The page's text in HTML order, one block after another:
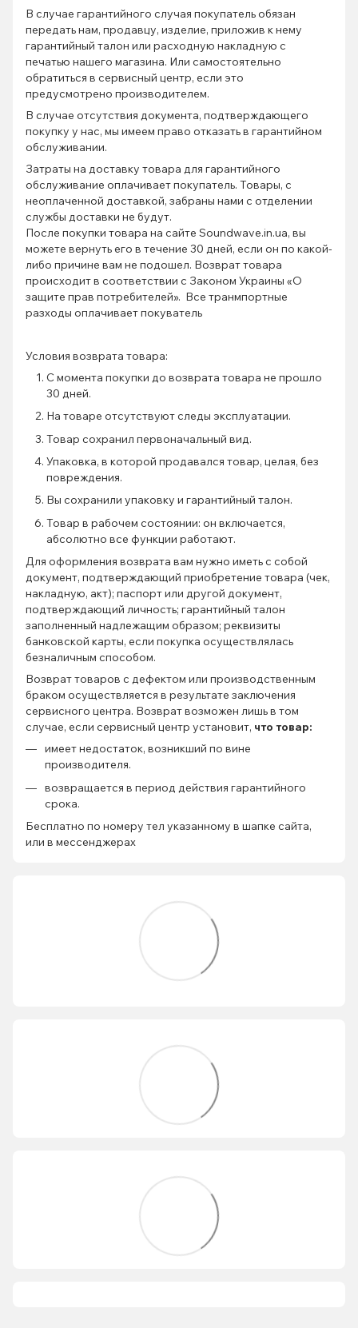
В случае гарантийного случая покупатель обязан
передать нам, продавцу, изделие, приложив к нему
гарантийный талон или расходную накладную с
печатью нашего магазина. Или самостоятельно
обратиться в сервисный центр, если это
предусмотрено производителем.
В случае отсутствия документа, подтверждающего
покупку у нас, мы имеем право отказать в гарантийном
обслуживании.
Затраты на доставку товара для гарантийного
обслуживание оплачивает покупатель. Товары, с
неоплаченной доставкой, забраны нами с отделении
службы доставки не будут.
После покупки товара на сайте Soundwave.in.ua, вы
можете вернуть его в течение 30 дней, если он по какой-
либо причине вам не подошел. Возврат товара
происходит в соответствии с Законом Украины «О
защите прав потребителей». Все транмпортные
разходы оплачивает покуватель
Условия возврата товара:
С момента покупки до возврата товара не прошло
30 дней.
На товаре отсутствуют следы эксплуатации.
Товар сохранил первоначальный вид.
Упаковка, в которой продавался товар, целая, без
повреждения.
Вы сохранили упаковку и гарантийный талон.
Товар в рабочем состоянии: он включается,
абсолютно все функции работают.
Для оформления возврата вам нужно иметь с собой
документ, подтверждающий приобретение товара (чек,
накладную, акт); паспорт или другой документ,
подтверждающий личность; гарантийный талон
заполненный надлежащим образом; реквизиты
банковской карты, если покупка осуществлялась
безналичным способом.
Возврат товаров с дефектом или производственным
браком осуществляется в результате заключения
сервисного центра. Возврат возможен лишь в том
случае, если сервисный центр установит, что товар:
имеет недостаток, возникший по вине
производителя.
возвращается в период действия гарантийного
срока.
Бесплатно по номеру тел указанному в шапке сайта,
или в мессенджерах